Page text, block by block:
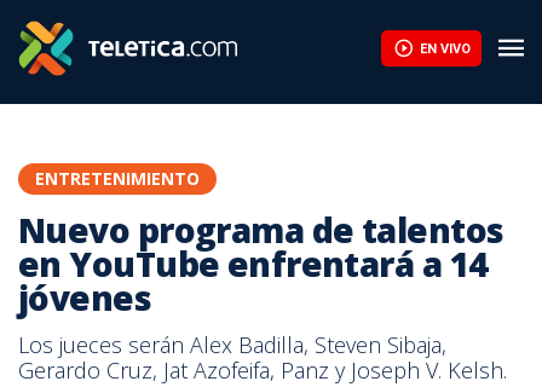
EN VIVO
ENTRETENIMIENTO
Nuevo programa de talentos
en YouTube enfrentará a 14
jóvenes
Los jueces serán Alex Badilla, Steven Sibaja,
Gerardo Cruz, Jat Azofeifa, Panz y Joseph V. Kelsh.